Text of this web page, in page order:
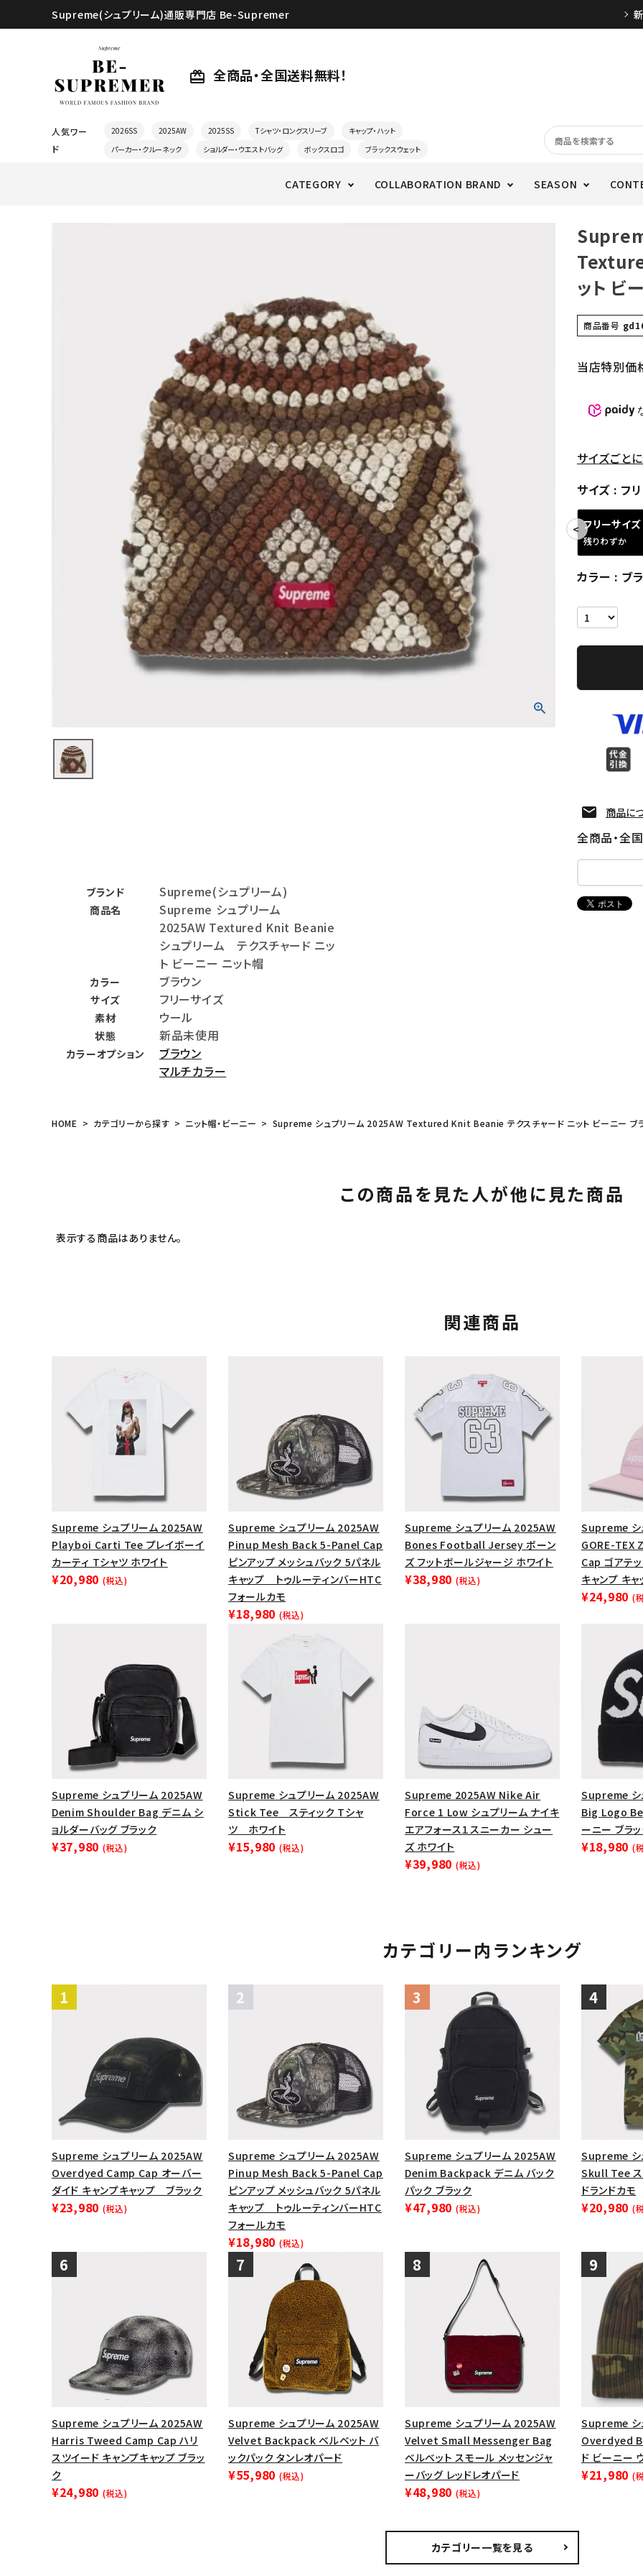
Supreme(シュプリーム)通販専門店 Be-Supremer
card_giftcard 全商品・全国送料無料！
人気ワー
ド
2026SS 2025AW 2025SS Tシャツ・ロングスリーブ
キャップ・ハット
パーカー・クルーネック
ショルダー・ウエストバッグ ボックスロゴ ブラックスウェット
CATEGORY COLLABORATION BRAND SEASON
キーワードから探す
search
コラボレーション
シーズンから探す 価格から探す 人気ワード
2025AW
ショ
ブラックスウェッ
在庫のない商品を表示する
絞り込んで検索する
Tシャツ・ロングスリーブ
パーカー・トレーナー
パンツ・ショーツ
person 会員登録
Follow us
ブランド Supreme(シュプリーム)
商品名
Supreme シュプリーム
2025AW Textured Knit Beanie
シュプリーム テクスチャード ニッ
ト ビーニー ニット帽
カラー ブラウン
サイズ フリーサイズ
素材 ウール
状態 新品未使用
カラーオプション
ブラウン
マルチカラー
ット ビ
商品番号
当店特別価
サイズごと
サイズ
フ
フリーサイズ
残りわずか
カラー ブ
商品に
全商品・全
HOME カテゴリーから探す ニット帽・ビーニー Supreme シュプリーム 2025AW Textured Knit Beanie テクスチャード ニット ビーニー ブ
この商品を見た人が他に見た商品
表示する商品はありません。
関連商品
Supreme シュプリーム 2025AW
Playboi Carti Tee プレイボーイ
カーティ Tシャツ ホワイト
¥20,980 (税込)
Supreme シュプリーム 2025AW
Pinup Mesh Back 5-Panel Cap
ピンアップ メッシュバック 5パネル
キャップ トゥルーティンバーHTC
フォールカモ
¥18,980 (税込)
Supreme シュプリーム 2025AW
Bones Football Jersey ボーン
ズ フットボールジャージ ホワイト
¥38,980 (税込)
Supreme シ
GORE-
Cap ゴアテ
キャンプ キ
¥24,980 (
Supreme シュプリーム 2025AW
Denim Shoulder Bag デニム シ
ョルダーバッグ ブラック
¥37,980 (税込)
Supreme シュプリーム 2025AW
Stick Tee スティック Tシャ
ツ ホワイト
¥15,980 (税込)
Supreme 2025AW Nike Air
Force 1 Low シュプリーム ナイキ
エアフォース１スニーカー シュー
ズ ホワイト
¥39,980 (税込)
Supreme シ
Big Logo
ーニー ブラ
¥18,980 (
カテゴリー内ランキング
Supreme シュプリーム 2025AW
Overdyed Camp Cap オーバー
ダイド キャンプキャップ ブラック
¥23,980 (税込)
Supreme シュプリーム 2025AW
Pinup Mesh Back 5-Panel Cap
ピンアップ メッシュバック 5パネル
キャップ トゥルーティンバーHTC
フォールカモ
¥18,980 (税込)
Supreme シュプリーム 2025AW
Denim Backpack デニム バック
パック ブラック
¥47,980 (税込)
Supreme シ
Skull Tee
ドランドカモ
¥20,980 (
Supreme シュプリーム 2025AW
Harris Tweed Camp Cap ハリ
スツイード キャンプキャップ ブラッ
ク
¥24,980 (税込)
Supreme シュプリーム 2025AW
Velvet Backpack ベルベット バ
ックパック タンレオパード
¥55,980 (税込)
Supreme シュプリーム 2025AW
Velvet Small Messenger Bag
ベルベット スモール メッセンジャ
ーバッグ レッドレオパード
¥48,980 (税込)
Supreme シ
Overdyed
ド ビーニー
¥21,980 (
カテゴリー一覧を見る